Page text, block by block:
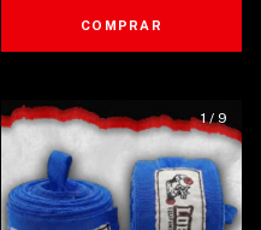
COMPRAR
1/9